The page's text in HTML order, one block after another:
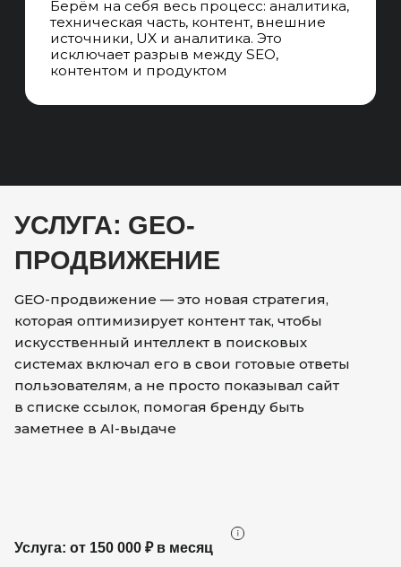
УСЛУГА: GEO-
ПРОДВИЖЕНИЕ
GEO-продвижение — это новая стратегия,
которая оптимизирует контент так, чтобы
искусственный интеллект в поисковых
системах включал его в свои готовые ответы
пользователям, а не просто показывал сайт
в списке ссылок, помогая бренду быть
заметнее в AI-выдаче
Услуга: от 150 000 ₽ в месяц